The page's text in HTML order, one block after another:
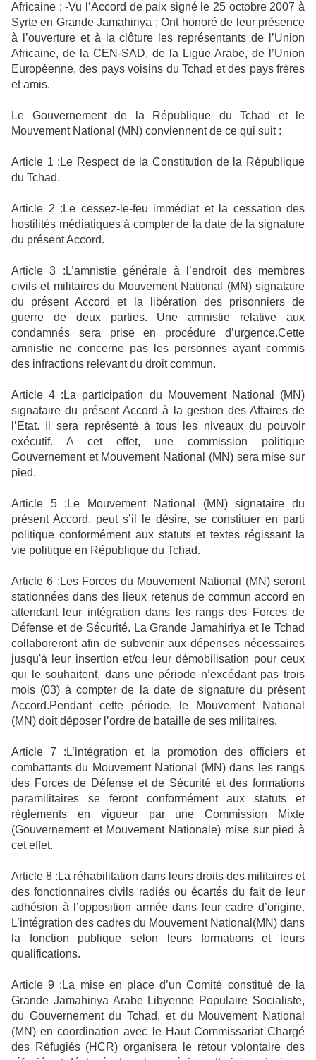
Africaine ; -Vu l’Accord de paix signé le 25 octobre 2007 à
Syrte en Grande Jamahiriya ; Ont honoré de leur présence
à l’ouverture et à la clôture les représentants de l’Union
Africaine, de la CEN-SAD, de la Ligue Arabe, de l’Union
Européenne, des pays voisins du Tchad et des pays frères
et amis.
Le Gouvernement de la République du Tchad et le
Mouvement National (MN) conviennent de ce qui suit :
Article 1 :Le Respect de la Constitution de la République
du Tchad.
Article 2 :Le cessez-le-feu immédiat et la cessation des
hostilités médiatiques à compter de la date de la signature
du présent Accord.
Article 3 :L’amnistie générale à l’endroit des membres
civils et militaires du Mouvement National (MN) signataire
du présent Accord et la libération des prisonniers de
guerre de deux parties. Une amnistie relative aux
condamnés sera prise en procédure d’urgence.Cette
amnistie ne concerne pas les personnes ayant commis
des infractions relevant du droit commun.
Article 4 :La participation du Mouvement National (MN)
signataire du présent Accord à la gestion des Affaires de
l’Etat. Il sera représenté à tous les niveaux du pouvoir
exécutif. A cet effet, une commission politique
Gouvernement et Mouvement National (MN) sera mise sur
pied.
Article 5 :Le Mouvement National (MN) signataire du
présent Accord, peut s’il le désire, se constituer en parti
politique conformément aux statuts et textes régissant la
vie politique en République du Tchad.
Article 6 :Les Forces du Mouvement National (MN) seront
stationnées dans des lieux retenus de commun accord en
attendant leur intégration dans les rangs des Forces de
Défense et de Sécurité. La Grande Jamahiriya et le Tchad
collaboreront afin de subvenir aux dépenses nécessaires
jusqu'à leur insertion et/ou leur démobilisation pour ceux
qui le souhaitent, dans une période n’excédant pas trois
mois (03) à compter de la date de signature du présent
Accord.Pendant cette période, le Mouvement National
(MN) doit déposer l’ordre de bataille de ses militaires.
Article 7 :L’intégration et la promotion des officiers et
combattants du Mouvement National (MN) dans les rangs
des Forces de Défense et de Sécurité et des formations
paramilitaires se feront conformément aux statuts et
règlements en vigueur par une Commission Mixte
(Gouvernement et Mouvement Nationale) mise sur pied à
cet effet.
Article 8 :La réhabilitation dans leurs droits des militaires et
des fonctionnaires civils radiés ou écartés du fait de leur
adhésion à l’opposition armée dans leur cadre d’origine.
L’intégration des cadres du Mouvement National(MN) dans
la fonction publique selon leurs formations et leurs
qualifications.
Article 9 :La mise en place d’un Comité constitué de la
Grande Jamahiriya Arabe Libyenne Populaire Socialiste,
du Gouvernement du Tchad, et du Mouvement National
(MN) en coordination avec le Haut Commissariat Chargé
des Réfugiés (HCR) organisera le retour volontaire des